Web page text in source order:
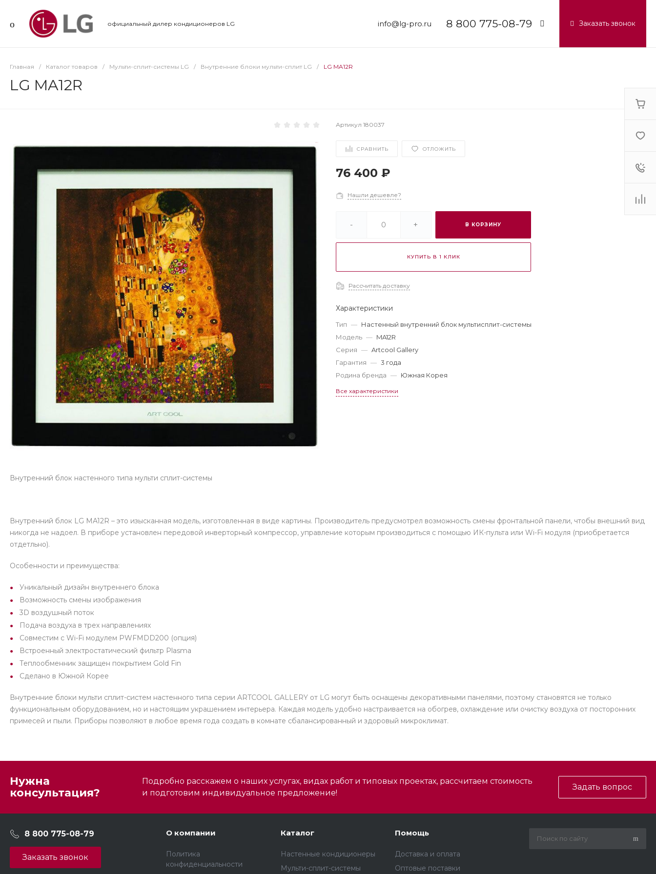
официальный дилер кондиционеров LG info@lg-pro.ru 8 800 775-08-79 Заказать звонок
Главная / Каталог товаров / Мульти-сплит-системы LG / Внутренние блоки мульти-сплит LG / LG MA12R
LG MA12R
Артикул 180037
Внутренний блок настенного типа мульти сплит-системы
СРАВНИТЬ ОТЛОЖИТЬ
76 400 ₽
Нашли дешевле?
- + В КОРЗИНУ
КУПИТЬ В 1 КЛИК
Рассчитать доставку
Характеристики
Тип — Настенный внутренний блок мультисплит-системы
Модель — MA12R
Серия — Artcool Gallery
Гарантия — 3 года
Родина бренда — Южная Корея
Все характеристики
Внутренний блок LG MA12R – это изысканная модель, изготовленная в виде картины. Производитель предусмотрел возможность смены фронтальной панели, чтобы внешний вид
никогда не надоел. В приборе установлен передовой инверторный компрессор, управление которым производиться с помощью ИК-пульта или Wi-Fi модуля (приобретается
отдетльно).
Особенности и преимущества:
Уникальный дизайн внутреннего блока
Возможность смены изображения
3D воздушный поток
Подача воздуха в трех направлениях
Совместим с Wi-Fi модулем PWFMDD200 (опция)
Встроенный электростатический фильтр Plasma
Теплообменник защищен покрытием Gold Fin
Сделано в Южной Корее
Внутренние блоки мульти сплит-систем настенного типа серии ARTCOOL GALLERY от LG могут быть оснащены декоративными панелями, поэтому становятся не только
функциональным оборудованием, но и настоящим украшением интерьера. Каждая модель удобно настраивается на обогрев, охлаждение или очистку воздуха от посторонних
примесей и пыли. Приборы позволяют в любое время года создать в комнате сбалансированный и здоровый микроклимат.
Нужна
консультация?
Подробно расскажем о наших услугах, видах работ и типовых проектах, рассчитаем стоимость
и подготовим индивидуальное предложение!
Задать вопрос
8 800 775-08-79
Заказать звонок
О компании
Политика
конфиденциальности
Каталог
Настенные кондиционеры
Мульти-сплит-системы
Помощь
Доставка и оплата
Оптовые поставки